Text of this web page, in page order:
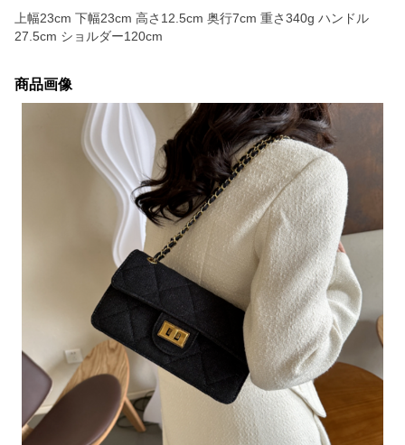
上幅23cm 下幅23cm 高さ12.5cm 奥行7cm 重さ340g ハンドル
27.5cm ショルダー120cm
商品画像